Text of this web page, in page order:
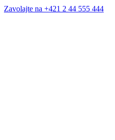
Zavolajte na +421 2 44 555 444